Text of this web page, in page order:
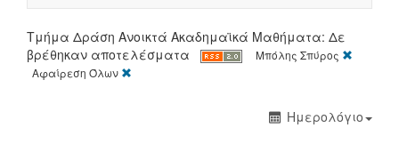
Τμήμα Δράση Ανοικτά Ακαδημαϊκά Μαθήματα: Δε
βρέθηκαν αποτελέσματα
Μπόλης Σπύρος
Αφαίρεση Όλων
Ημερολόγιο